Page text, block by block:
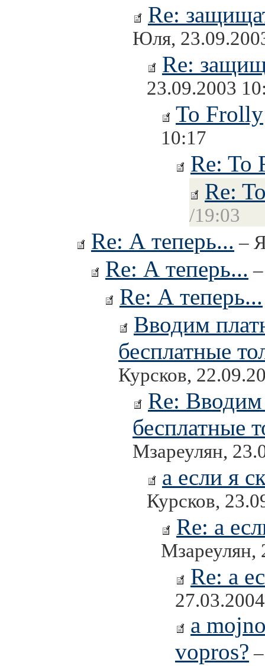
Re:
Юля,
Re:
23.09.2003
To Frolly
10:17
Re: To
Re:
/19:03
Re: А теперь... –
Re: А теперь...
Re: А теперь...
Вводим
бесплатные
Курсков,
Re:
бесплатные
Мзареулян,
а если я
Курсков,
Re: а
Мзареулян,
Re: а
a
vopros?